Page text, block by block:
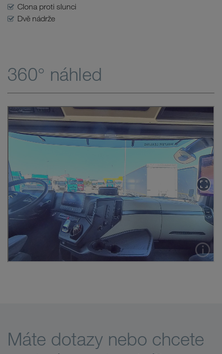
Clona proti slunci
Dvě nádrže
360° náhled
Máte dotazy nebo chcete